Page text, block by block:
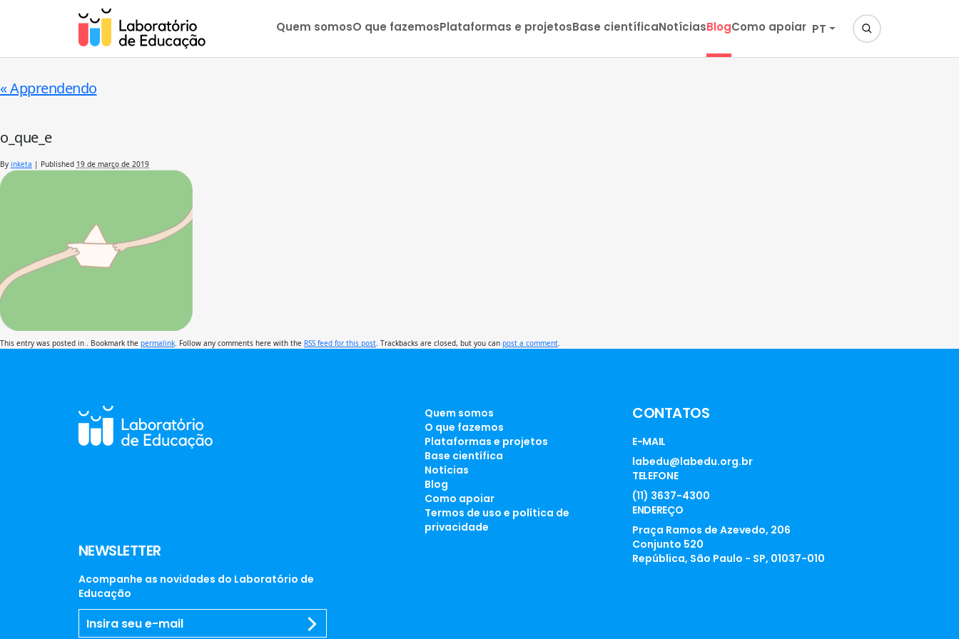
Quem somosO que fazemosPlataformas e projetosBase científicaNotíciasBlogComo apoiar PT
«Apprendendo
o_que_e
By inketa | Published 19 de março de 2019
This entry was posted in . Bookmark the permalink . Follow any comments here with the RSS feed for this post . Trackbacks are closed, but you can post a comment
NEWSLETTER
Acompanhe as novidades do Laboratório de
Educação
Quem somos
O que fazemos
Plataformas e projetos
Base científica
Notícias
Blog
Como apoiar
Termos de uso e política de
privacidade
CONTATOS
E-MAIL
labedu@labedu.org.br
TELEFONE
(11) 3637-4300
ENDEREÇO
Praça Ramos de Azevedo, 206
Conjunto 520
República, São Paulo - SP, 01037-010